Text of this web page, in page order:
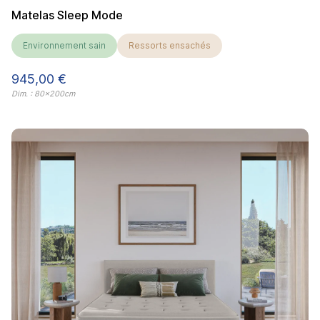
Matelas Sleep Mode
Environnement sain Ressorts ensachés
Prix
945,00 €
Dim. : 80x200cm